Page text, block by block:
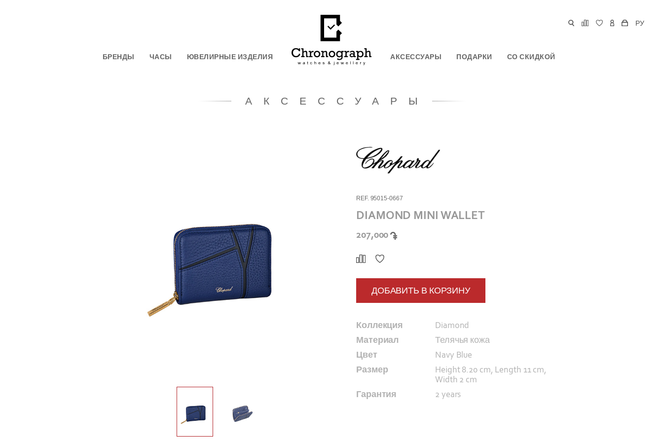
РУ
БРЕНДЫ ЧАСЫ ЮВЕЛИРНЫЕ ИЗДЕЛИЯ АКСЕССУАРЫ ПОДАРКИ СО СКИДКОЙ
АКСЕССУАРЫ
REF. 95015-0667
DIAMOND MINI WALLET
207,000
ДОБАВИТЬ В КОРЗИНУ
Коллекция
Diamond
Материал
Телячья кожа
Цвет
Navy Blue
Размер
Height 8.20 cm, Length 11 cm,
Width 2 cm
Гарантия
2 years